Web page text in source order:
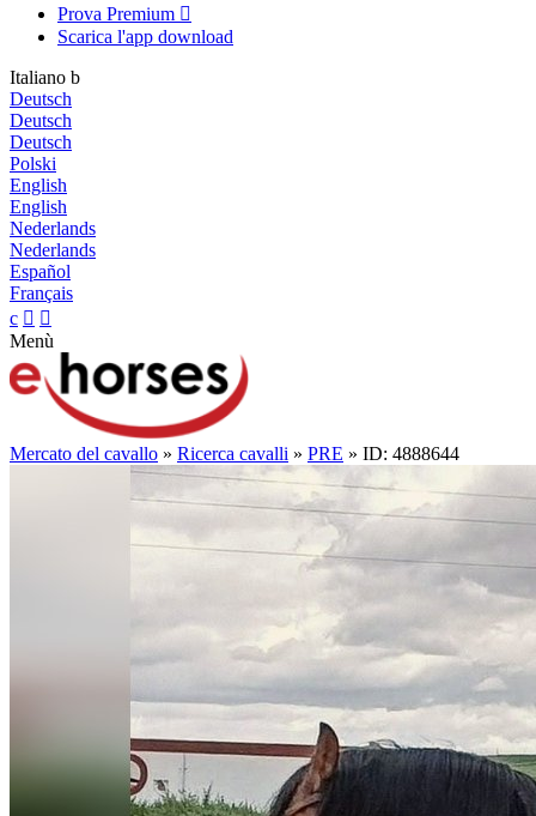
Prova Premium 
Scarica l'app download
Italiano b
Deutsch
Deutsch
Deutsch
Polski
English
English
Nederlands
Nederlands
Español
Français
c  
Menù
Mercato del cavallo » Ricerca cavalli » PRE » ID: 4888644